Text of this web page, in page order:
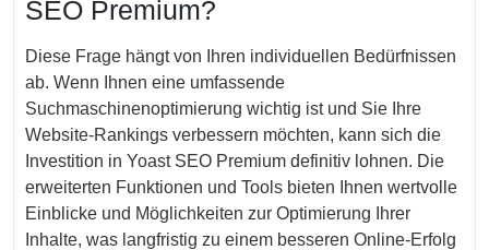
SEO Premium?
Diese Frage hängt von Ihren individuellen Bedürfnissen
ab. Wenn Ihnen eine umfassende
Suchmaschinenoptimierung wichtig ist und Sie Ihre
Website-Rankings verbessern möchten, kann sich die
Investition in Yoast SEO Premium definitiv lohnen. Die
erweiterten Funktionen und Tools bieten Ihnen wertvolle
Einblicke und Möglichkeiten zur Optimierung Ihrer
Inhalte, was langfristig zu einem besseren Online-Erfolg